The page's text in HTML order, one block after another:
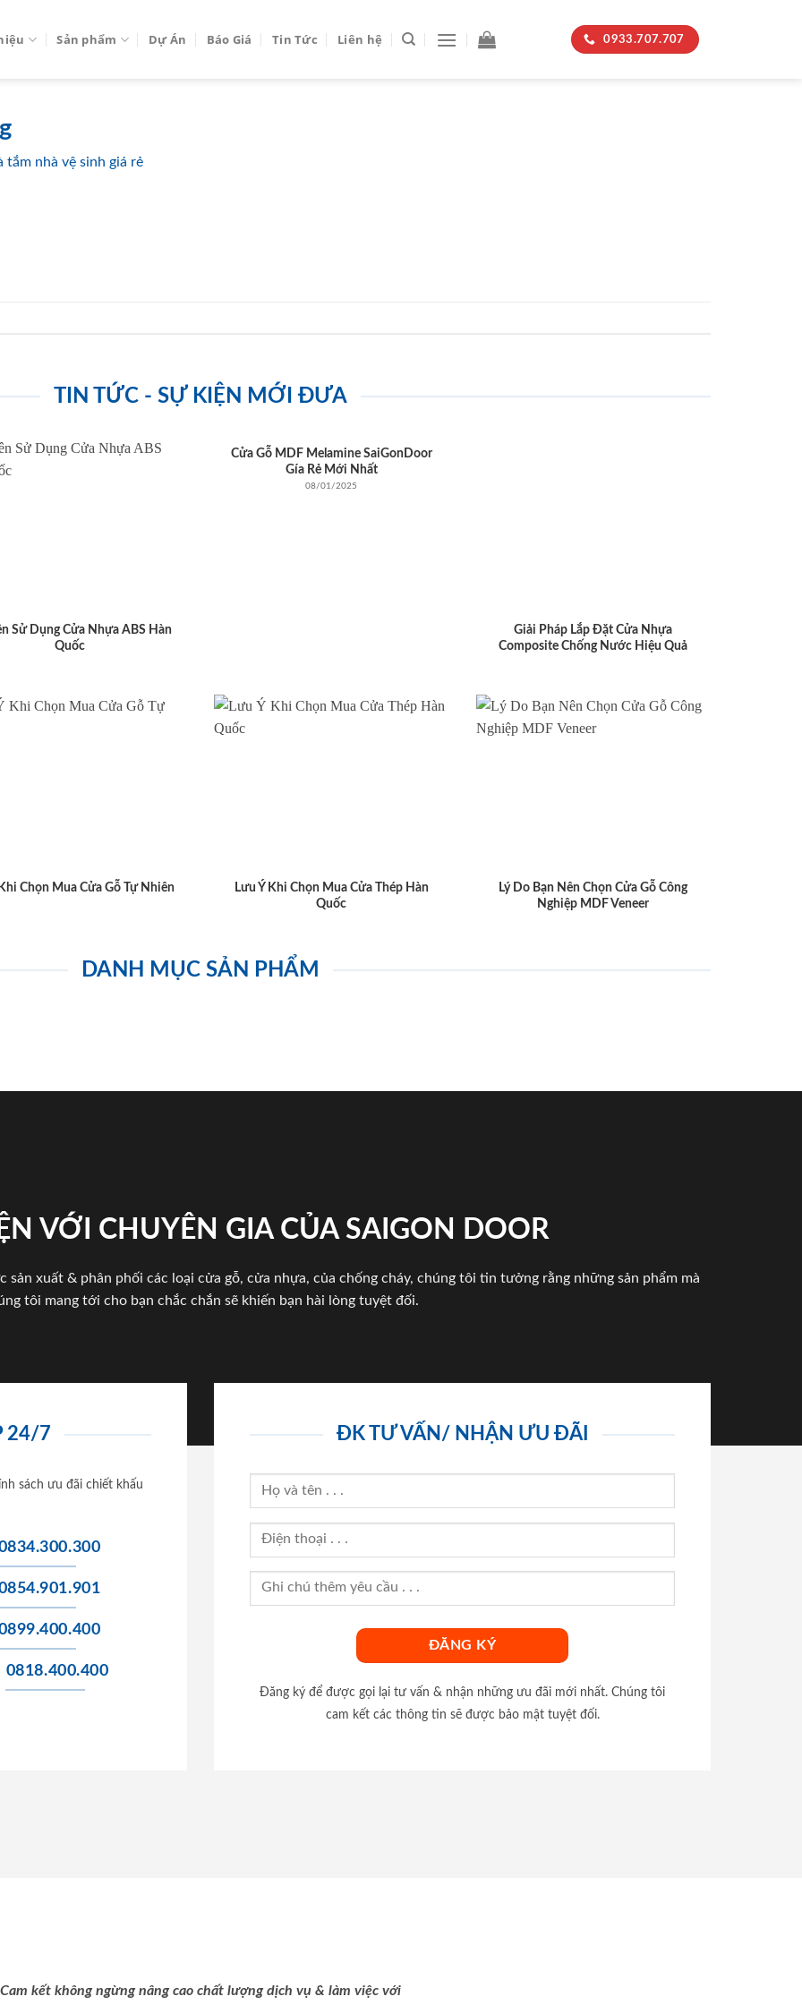
Sản phẩm Dự Án Báo Giá Tin Tức Liên hệ 0933.707.707
tắm nhà vệ sinh giá rẻ
TIN TỨC - SỰ KIỆN MỚI ĐƯA
Sử Dụng Cửa Nhựa ABS Hàn
Quốc
Cửa Gỗ MDF Melamine SaiGonDoor
Gía Rẻ Mới Nhất
08/01/2025
Giải Pháp Lắp Đặt Cửa Nhựa
Composite Chống Nước Hiệu Quả
Chọn Mua Cửa Gỗ Tự Nhiên
Lưu Ý Khi Chọn Mua Cửa Thép Hàn
Quốc
Lý Do Bạn Nên Chọn Cửa Gỗ Công
Nghiệp MDF Veneer
DANH MỤC SẢN PHẨM
VỚI CHUYÊN GIA CỦA SAIGON DOOR
xuất & phân phối các loại cửa gỗ, cửa nhựa, của chống cháy, chúng tôi tin tưởng rằng những sản phẩm mà
tôi mang tới cho bạn chắc chắn sẽ khiến bạn hài lòng tuyệt đối.
24/7
sách ưu đãi chiết khấu
0818.400.400
ĐK TƯ VẤN/ NHẬN ƯU ĐÃI
Đăng ký để được gọi lại tư vấn & nhận những ưu đãi mới nhất. Chúng tôi
cam kết các thông tin sẽ được bảo mật tuyệt đối.
Cam kết không ngừng nâng cao chất lượng dịch vụ & làm việc với